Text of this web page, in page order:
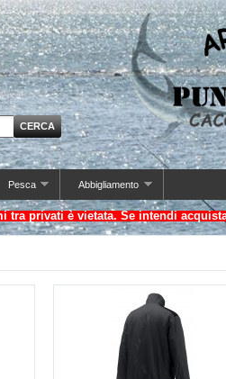
Pesca Abbigliamento
tra privati è vietata. Se intendi